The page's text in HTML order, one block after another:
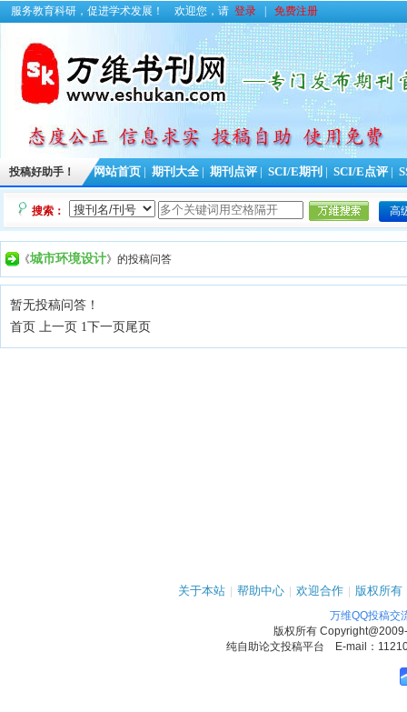
服务教育科研，促进学术发展！ 欢迎您，请 登录 免费注册
投稿好助手！ 网站首页 期刊大全 期刊点评 SCI/E期刊 SCI/E点评
搜索： 高
《城市环境设计》的投稿问答
暂无投稿问答！
首页 上一页 1下一页尾页
关于本站 | 帮助中心 | 欢迎合作 | 版权所有
万维QQ投稿交
版权所有
纯自助论文投稿平台 E-mail：